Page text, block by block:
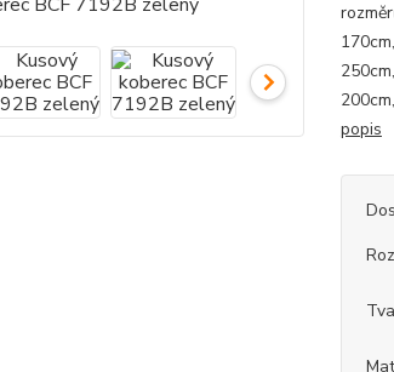
popis